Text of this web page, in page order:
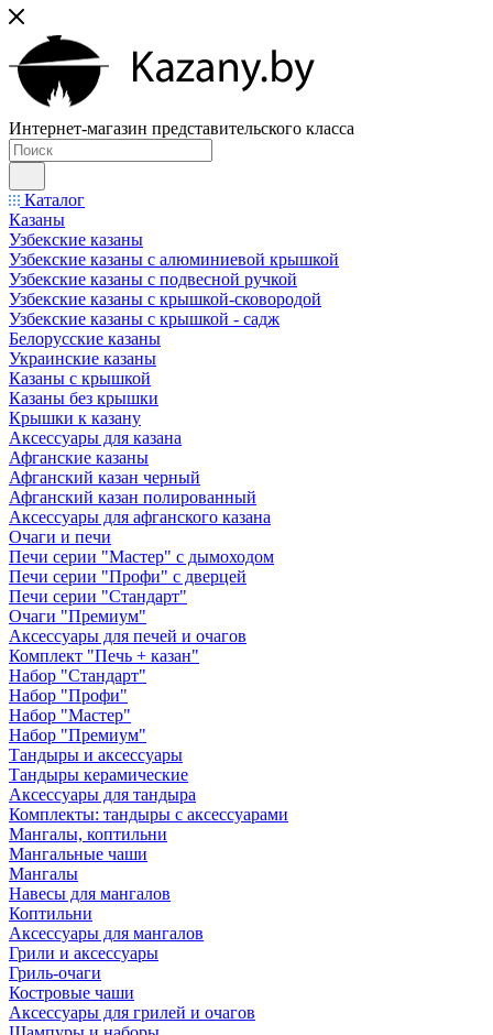
Интернет-магазин представительского класса
Каталог
Казаны
Узбекские казаны
Узбекские казаны с алюминиевой крышкой
Узбекские казаны с подвесной ручкой
Узбекские казаны с крышкой-сковородой
Узбекские казаны с крышкой - садж
Белорусские казаны
Украинские казаны
Казаны с крышкой
Казаны без крышки
Крышки к казану
Аксессуары для казана
Афганские казаны
Афганский казан черный
Афганский казан полированный
Аксессуары для афганского казана
Очаги и печи
Печи серии "Мастер" с дымоходом
Печи серии "Профи" с дверцей
Печи серии "Стандарт"
Очаги "Премиум"
Аксессуары для печей и очагов
Комплект "Печь + казан"
Набор "Стандарт"
Набор "Профи"
Набор "Мастер"
Набор "Премиум"
Тандыры и аксессуары
Тандыры керамические
Аксессуары для тандыра
Комплекты: тандыры с аксессуарами
Мангалы, коптильни
Мангальные чаши
Мангалы
Навесы для мангалов
Коптильни
Аксессуары для мангалов
Грили и аксессуары
Гриль-очаги
Костровые чаши
Аксессуары для грилей и очагов